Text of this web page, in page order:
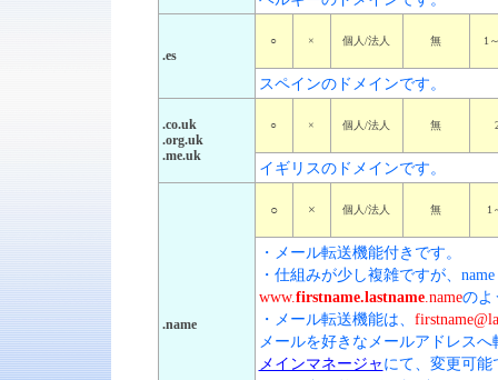
.es
○ × 個人/法人 無 1
スペインのドメインです。
.co.uk
.org.uk
.me.uk
○ × 個人/法人 無
イギリスのドメインです。
.name
○ × 個人/法人 無 1
・メール転送機能付きです。
・仕組みが少し複雑ですが、
www.firstname.lastname.nameのよ
・メール転送機能は、
メールを好きなメールアドレス
メインマネージャにて、変更可能